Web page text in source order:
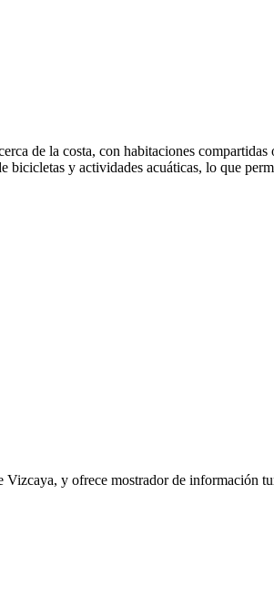
de la costa, con habitaciones
y actividades acuáticas, lo que
y ofrece mostrador de información